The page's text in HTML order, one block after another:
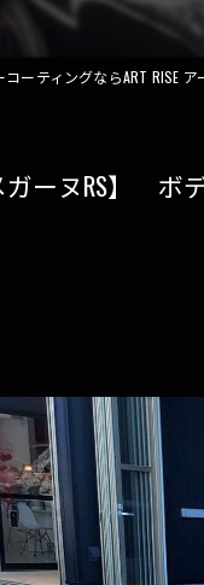
ーティングならART RISE
ガーヌRS】